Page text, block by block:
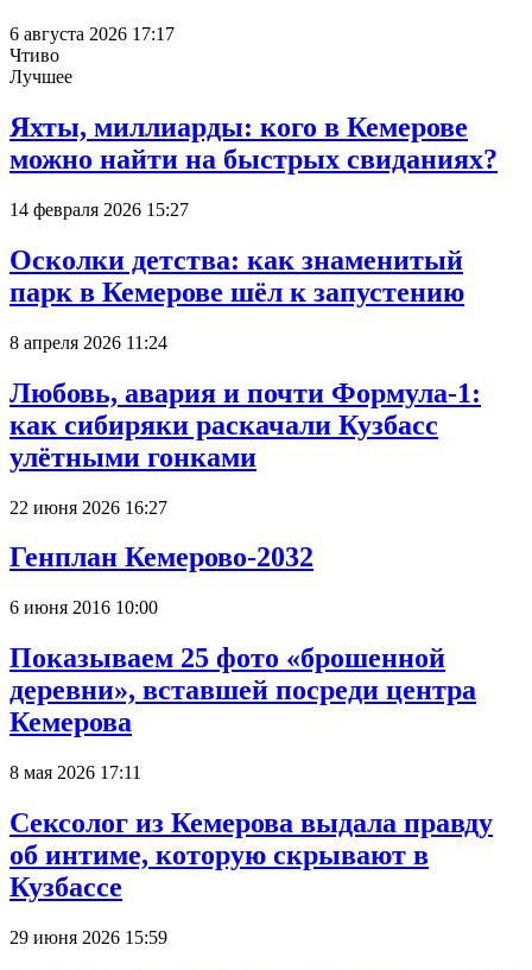
6 августа 2026 17:17
Чтиво
Лучшее
Яхты, миллиарды: кого в Кемерове
можно найти на быстрых свиданиях?
14 февраля 2026 15:27
Осколки детства: как знаменитый
парк в Кемерове шёл к запустению
8 апреля 2026 11:24
Любовь, авария и почти Формула-1:
как сибиряки раскачали Кузбасс
улётными гонками
22 июня 2026 16:27
Генплан Кемерово-2032
6 июня 2016 10:00
Показываем 25 фото «брошенной
деревни», вставшей посреди центра
Кемерова
8 мая 2026 17:11
Сексолог из Кемерова выдала правду
об интиме, которую скрывают в
Кузбассе
29 июня 2026 15:59